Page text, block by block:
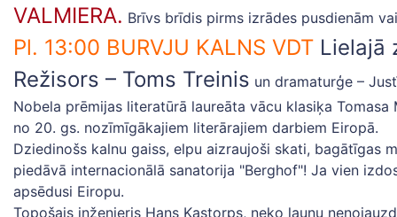
VALMIERA. Brīvs brīdis pirms izrādes pusdienām
Pl. 13:00 BURVJU KALNS VDT Lielajā
Režisors – Toms Treinis un dramaturģe –
Nobela prēmijas literatūrā laureāta vācu klasiķa
no 20. gs. nozīmīgākajiem literārajiem darbiem Eiropā.
Dziedinošs kalnu gaiss, elpu aizraujoši skati, bagātīgas
piedāvā internacionālā sanatorija "Berghof"! Ja vien
apsēdusi Eiropu.
Topošais inženieris Hans Kastorps, neko ļaunu